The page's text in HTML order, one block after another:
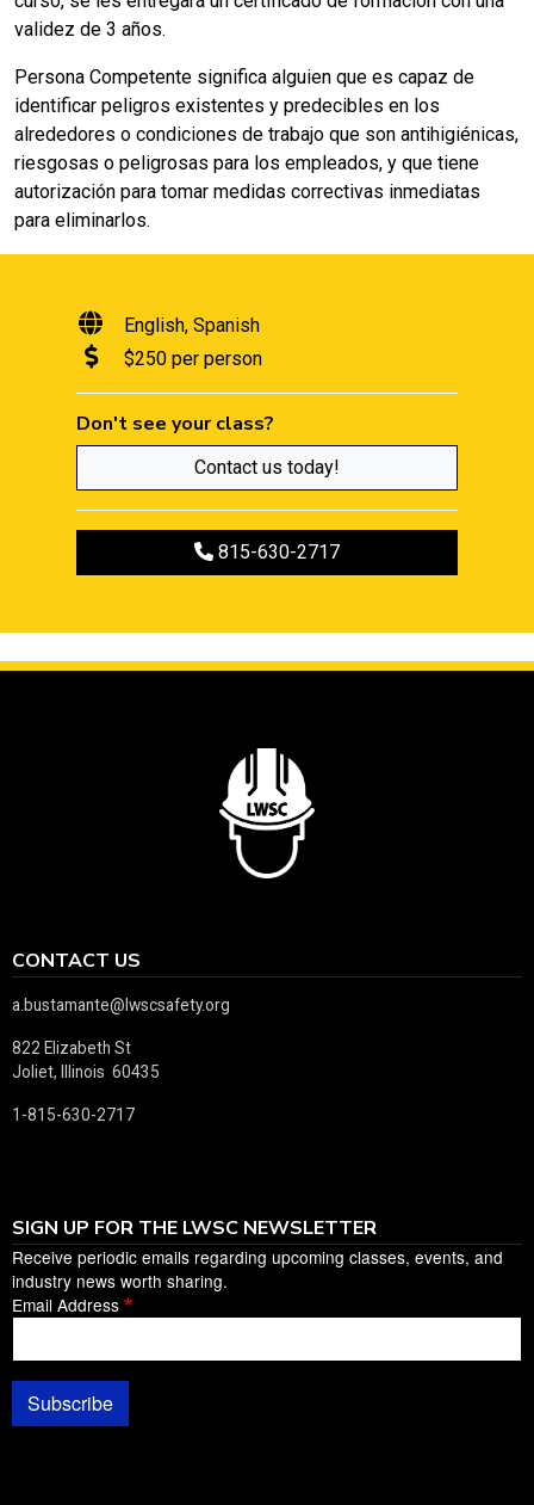
validez de 3 años.
Persona Competente significa alguien que es capaz de
identificar peligros existentes y predecibles en los
alrededores o condiciones de trabajo que son antihigiénicas,
riesgosas o peligrosas para los empleados, y que tiene
autorización para tomar medidas correctivas inmediatas
para eliminarlos.
English Spanish
$250 per person
Don't see your class?
Contact us today!
Call to register
815-630-2717
CONTACT US
a.bustamante@lwscsafety.org
822 Elizabeth St
Joliet, Illinois 60435
1-815-630-2717
SIGN UP FOR THE LWSC NEWSLETTER
Receive periodic emails regarding upcoming classes, events, and
industry news worth sharing.
Email Address
Subscribe